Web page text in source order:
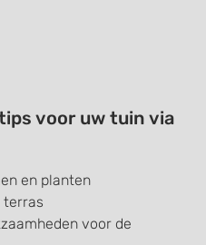
voor uw tuin via
en planten
terras
voor de